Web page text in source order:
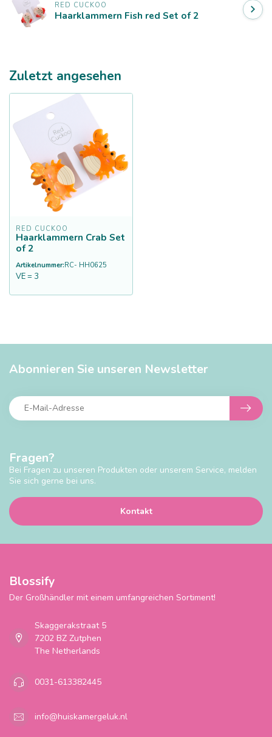
RED CUCKOO
Haarklammern Fish red Set of 2
Zuletzt angesehen
RED CUCKOO
Haarklammern Crab Set
of 2
Artikelnummer:RC- HH0625
VE = 3
Fragen?
Bei Fragen zu unseren Produkten oder unserem Service, melden
Sie sich gerne bei uns.
Kontakt
Abonnieren Sie unseren Newsletter
Blossify
Der Großhändler mit einem umfangreichen Sortiment!
Skaggerakstraat 5
7202 BZ Zutphen
The Netherlands
0031-613382445
info@huiskamergeluk.nl